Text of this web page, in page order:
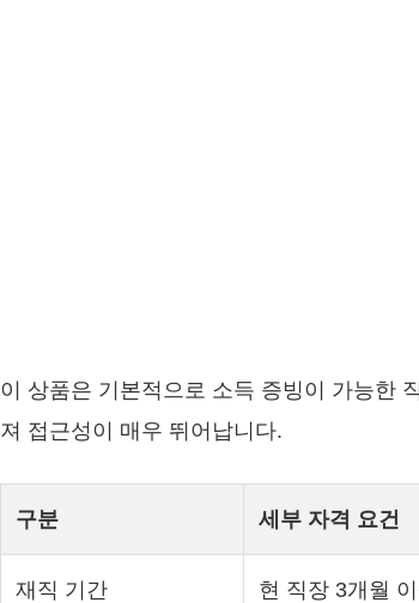
이 상품은 기본적으로 소득 증빙이 가능한
져 접근성이 매우 뛰어납니다.
구분 세부 자격 요건
재직 기간 현 직장 3개월